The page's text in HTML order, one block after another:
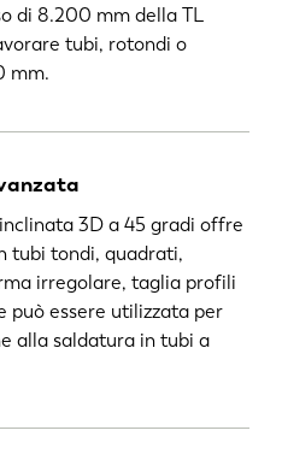
di 8.200 mm della TL
tubi, rotondi o
mm.
3D a 45 gradi offre
tubi tondi, quadrati,
irregolare, taglia profili
può essere utilizzata per
alla saldatura in tubi a